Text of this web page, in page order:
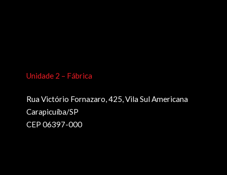
Unidade 2 – Fábrica
Rua Victório Fornazaro, 425, Vila Sul Americana
Carapicuíba/SP
CEP 06397-000